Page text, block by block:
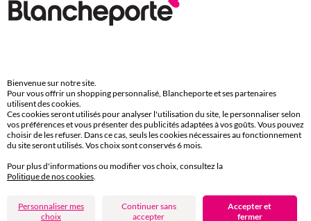
domicile, relais, consignes automatiques
Service clients
par chat et par téléphone
de 8h00 à 20h00 du lundi au samedi
11€ Offerts
en vous inscrivant à la newsletter
dès 20€ d’achat
conditions dans votre email de confirmation
Bienvenue sur notre site.
Pour vous offrir un shopping personnalisé, Blancheporte et ses partenaires
utilisent des cookies.
Ces cookies seront utilisés pour analyser l'utilisation du site, le personnaliser selon
vos préférences et vous présenter des publicités adaptées à vos goûts. Vous pouvez
choisir de les refuser. Dans ce cas, seuls les cookies nécessaires au fonctionnement
du site seront utilisés. Vos choix sont conservés 6 mois.
Pour plus d'informations ou modifier vos choix, consultez la
Politique de nos cookies.
Personnaliser mes
choix
Continuer sans
accepter
Accepter et
fermer